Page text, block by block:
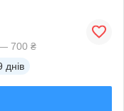
— 700 ₴
днів